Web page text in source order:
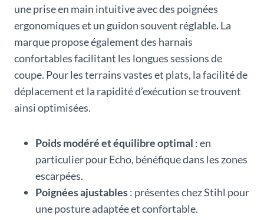
une prise en main intuitive avec des poignées
ergonomiques et un guidon souvent réglable. La
marque propose également des harnais
confortables facilitant les longues sessions de
coupe. Pour les terrains vastes et plats, la facilité de
déplacement et la rapidité d’exécution se trouvent
ainsi optimisées.
Poids modéré et équilibre optimal : en
particulier pour Echo, bénéfique dans les zones
escarpées.
Poignées ajustables: présentes chez Stihl pour
une posture adaptée et confortable.